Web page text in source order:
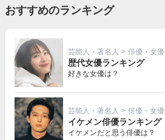
おすすめのランキング
芸能人・著名人 > 俳優・女優
歴代女優ランキング
好きな女優は？
芸能人・著名人 > 俳優・女優
イケメン俳優ランキング
イケメンだと思う俳優は？